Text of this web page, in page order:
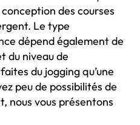
des courses
Le type
dépend également de
du niveau de
du jogging qu’une
peu de possibilités de
nous vous présentons